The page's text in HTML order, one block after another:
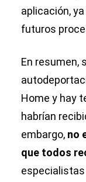
aplicación,
futuros
En resumen,
Home y hay
habrían
embargo, no
que todos